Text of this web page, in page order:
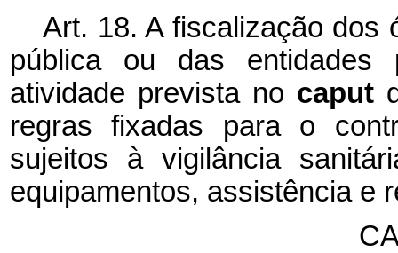
Art. 18. A fiscalização dos
pública ou das entidades
atividade prevista no caput
regras fixadas para o
sujeitos à vigilância
equipamentos, assistência e